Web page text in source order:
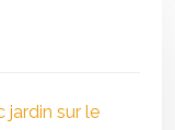
jardin sur le